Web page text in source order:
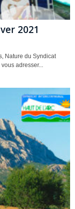
2021
Nature du Syndicat
adresser...